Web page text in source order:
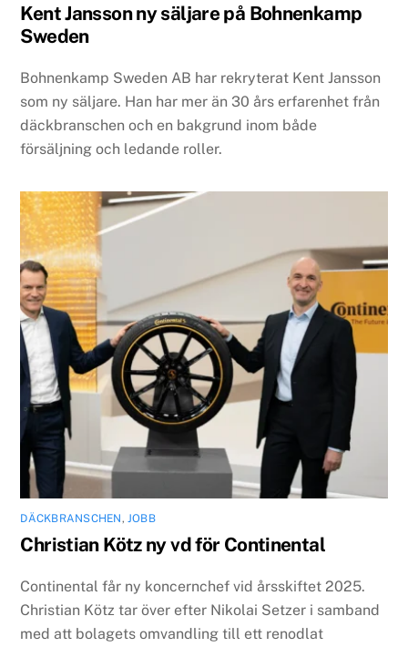
Kent Jansson ny säljare på Bohnenkamp
Sweden
Bohnenkamp Sweden AB har rekryterat Kent Jansson
som ny säljare. Han har mer än 30 års erfarenhet från
däckbranschen och en bakgrund inom både
försäljning och ledande roller.
DÄCKBRANSCHEN,JOBB
Christian Kötz ny vd för Continental
Continental får ny koncernchef vid årsskiftet 2025.
Christian Kötz tar över efter Nikolai Setzer i samband
med att bolagets omvandling till ett renodlat